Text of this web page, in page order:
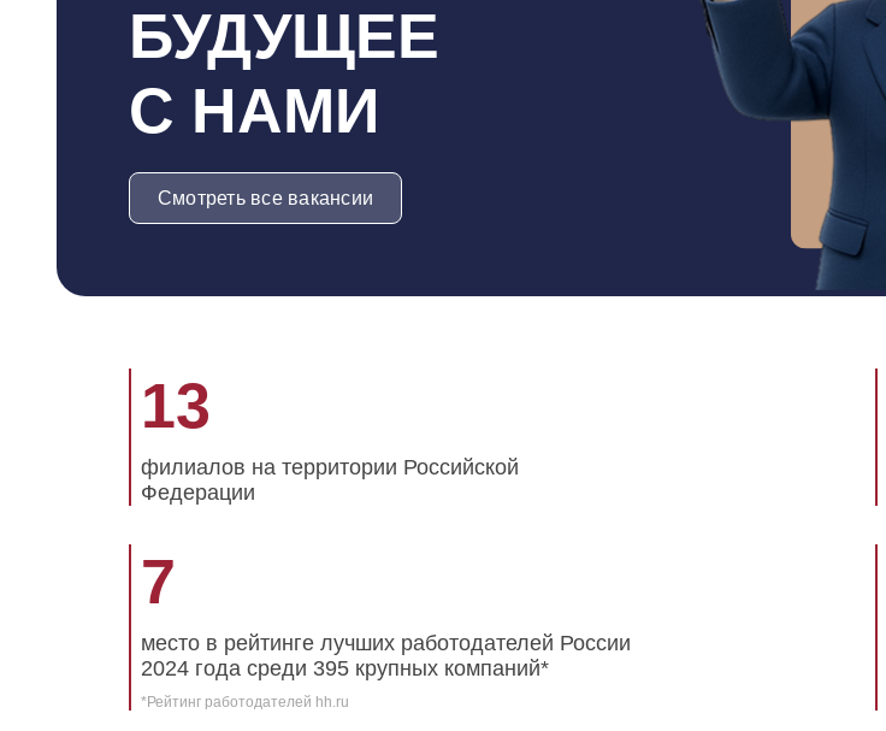
БУДУЩЕЕ
С НАМИ
Смотреть все вакансии
Наша статистика
13
филиалов на территории Российской
Федерации
7
место в рейтинге лучших работодателей России
2024 года среди 395 крупных компаний*
*Рейтинг работодателей hh.ru